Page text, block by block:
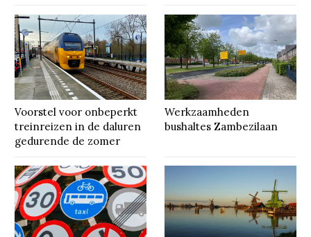
Voorstel voor onbeperkt
treinreizen in de daluren
gedurende de zomer
Werkzaamheden
bushaltes Zambezilaan